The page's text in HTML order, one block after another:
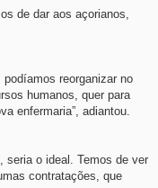
de dar aos açorianos,
reorganizar no
humanos, quer para
enfermaria”, adiantou.
seria o ideal. Temos de ver
contratações, que